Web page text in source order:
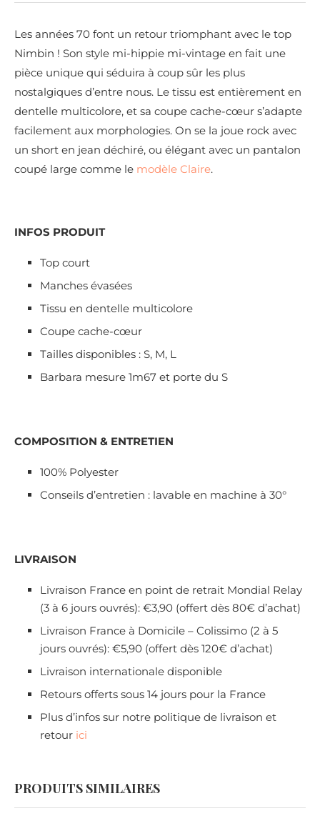
Les années 70 font un retour triomphant avec le top
Nimbin ! Son style mi-hippie mi-vintage en fait une
pièce unique qui séduira à coup sûr les plus
nostalgiques d’entre nous. Le tissu est entièrement en
dentelle multicolore, et sa coupe cache-cœur s’adapte
facilement aux morphologies. On se la joue rock avec
un short en jean déchiré, ou élégant avec un pantalon
coupé large comme le modèle Claire.
INFOS PRODUIT
Top court
Manches évasées
Tissu en dentelle multicolore
Coupe cache-cœur
Tailles disponibles : S, M, L
Barbara mesure 1m67 et porte du S
COMPOSITION & ENTRETIEN
100% Polyester
Conseils d’entretien : lavable en machine à 30°
LIVRAISON
Livraison France en point de retrait Mondial Relay
(3 à 6 jours ouvrés): €3,90 (offert dès 80€ d’achat)
Livraison France à Domicile – Colissimo (2 à 5
jours ouvrés): €5,90 (offert dès 120€ d’achat)
Livraison internationale disponible
Retours offerts sous 14 jours pour la France
Plus d’infos sur notre politique de livraison et
retour ici
PRODUITS SIMILAIRES